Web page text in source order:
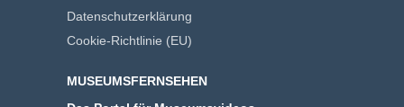
Datenschutzerklärung
Cookie-Richtlinie (EU)
MUSEUMSFERNSEHEN